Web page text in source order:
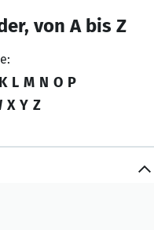
von A bis Z
K L M N O P
X Y Z